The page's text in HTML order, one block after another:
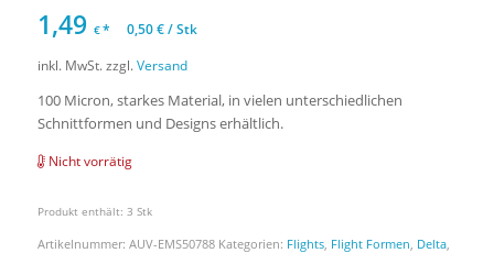
1,49 €* 0,50€/Stk
inkl. MwSt. zzgl. Versand
100 Micron, starkes Material, in vielen unterschiedlichen
Schnittformen und Designs erhältlich.
Nicht vorrätig
Produkt enthält: 3 Stk
Artikelnummer: AUV-EMS50788 Kategorien: Flights, Flight Formen Delta,